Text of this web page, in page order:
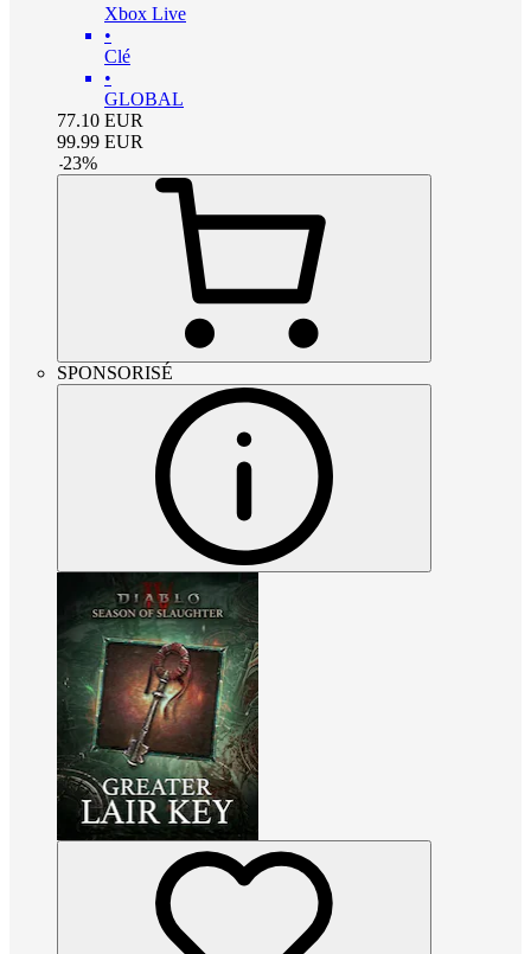
Xbox Live
•
Clé
•
GLOBAL
77.10 EUR
99.99 EUR
-23%
SPONSORISÉ